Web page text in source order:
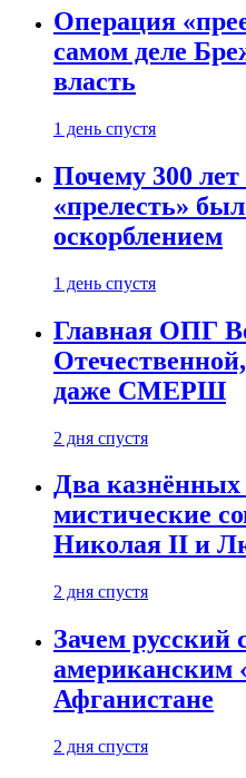
Операция
самом деле
власть
1 день спустя
Почему 300 лет
«прелесть»
оскорблением
1 день спустя
Главная ОПГ
даже СМЕРШ
2 дня спустя
Два казнённых
мистические
Николая II и
2 дня спустя
Зачем русский
американским
Афганистане
2 дня спустя